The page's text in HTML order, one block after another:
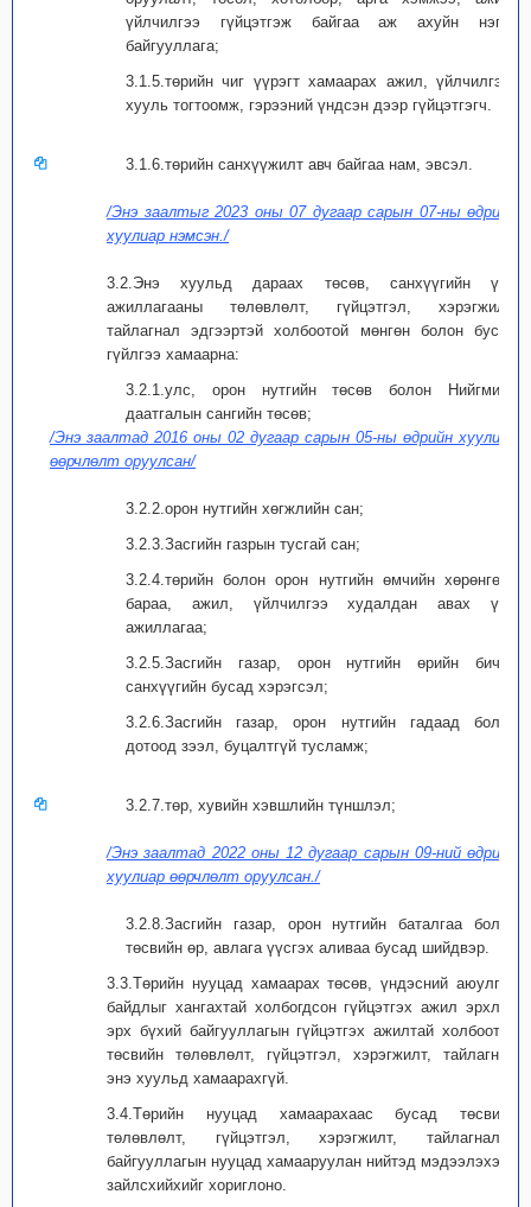
үйлчилгээ гүйцэтгэж байгаа аж ахуйн нэгж,
байгууллага;
3.1.5.төрийн чиг үүрэгт хамаарах ажил, үйлчилгээг
хууль тогтоомж, гэрээний үндсэн дээр гүйцэтгэгч.
3.1.6.төрийн санхүүжилт авч байгаа нам, эвсэл.
/Энэ заалтыг 2023 оны 07 дугаар сарын 07-ны өдрийн
хуулиар нэмсэн./
3.2.Энэ хуульд дараах төсөв, санхүүгийн үйл
ажиллагааны төлөвлөлт, гүйцэтгэл, хэрэгжилт,
тайлагнал эдгээртэй холбоотой мөнгөн болон бусад
гүйлгээ хамаарна:
3.2.1.улс, орон нутгийн төсөв болон Нийгмийн
даатгалын сангийн төсөв;
/Энэ заалтад 2016 оны 02 дугаар сарын 05-ны өдрийн хуулиар
өөрчлөлт оруулсан/
3.2.2.орон нутгийн хөгжлийн сан;
3.2.3.Засгийн газрын тусгай сан;
3.2.4.төрийн болон орон нутгийн өмчийн хөрөнгөөр
бараа, ажил, үйлчилгээ худалдан авах үйл
ажиллагаа;
3.2.5.Засгийн газар, орон нутгийн өрийн бичиг,
санхүүгийн бусад хэрэгсэл;
3.2.6.Засгийн газар, орон нутгийн гадаад болон
дотоод зээл, буцалтгүй тусламж;
3.2.7.төр, хувийн хэвшлийн түншлэл;
/Энэ заалтад 2022 оны 12 дугаар сарын 09-ний өдрийн
хуулиар өөрчлөлт оруулсан./
3.2.8.Засгийн газар, орон нутгийн баталгаа болон
төсвийн өр, авлага үүсгэх аливаа бусад шийдвэр.
3.3.Төрийн нууцад хамаарах төсөв, үндэсний аюулгүй
байдлыг хангахтай холбогдсон гүйцэтгэх ажил эрхлэх
эрх бүхий байгууллагын гүйцэтгэх ажилтай холбоотой
төсвийн төлөвлөлт, гүйцэтгэл, хэрэгжилт, тайлагнал
энэ хуульд хамаарахгүй.
3.4.Төрийн нууцад хамаарахаас бусад төсвийн
төлөвлөлт, гүйцэтгэл, хэрэгжилт, тайлагналыг
байгууллагын нууцад хамааруулан нийтэд мэдээлэхээс
зайлсхийхийг хориглоно.